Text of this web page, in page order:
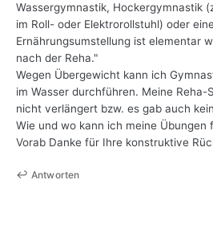
Wassergymnastik, Hockergymnastik
im Roll- oder Elektrorollstuhl) oder
Ernährungsumstellung ist elementar
nach der Reha."
Wegen Übergewicht kann ich
im Wasser durchführen. Meine
nicht verlängert bzw. es gab auch
Wie und wo kann ich meine Übungen
Vorab Danke für Ihre konstruktive
Antworten